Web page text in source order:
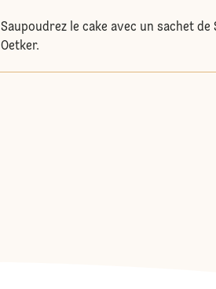
Saupoudrez le cake avec un sachet de
Oetker.